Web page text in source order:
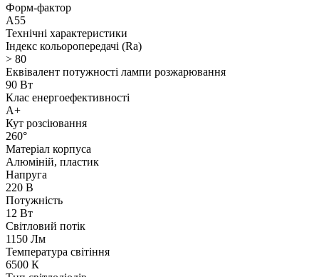
Форм-фактор
A55
Технічні характеристики
Індекс кольоропередачі (Ra)
> 80
Еквівалент потужності лампи розжарювання
90 Вт
Клас енергоефективності
A+
Кут розсіювання
260°
Матеріал корпуса
Алюміній, пластик
Напруга
220 В
Потужність
12 Вт
Світловий потік
1150 Лм
Температура світіння
6500 К